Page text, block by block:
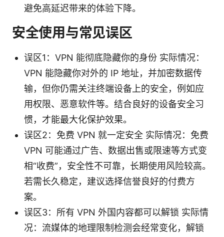
避免高延迟带来的体验下降。
安全使用与常见误区
误区1：VPN 能彻底隐藏你的身份 实际情况：
VPN 能隐藏你对外的 IP 地址，并加密数据传
输，但你仍需关注终端设备上的安全，例如应
用权限、恶意软件等。结合良好的设备安全习
惯，才能最大化保护效果。
误区2：免费 VPN 就一定安全 实际情况：免费
VPN 可能通过广告、数据出售或限速等方式变
相“收费”，安全性不可靠，长期使用风险较高。
若需长久稳定，建议选择信誉良好的付费方
案。
误区3：所有 VPN 外国内容都可以解锁 实际情
况：流媒体的地理限制检测会经常变化，解锁